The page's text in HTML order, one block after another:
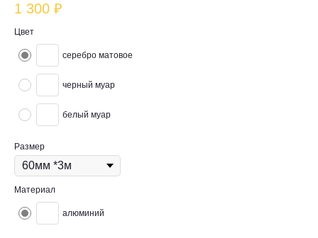
1 300 ₽
Цвет
серебро матовое
черный муар
белый муар
Размер
Материал
алюминий